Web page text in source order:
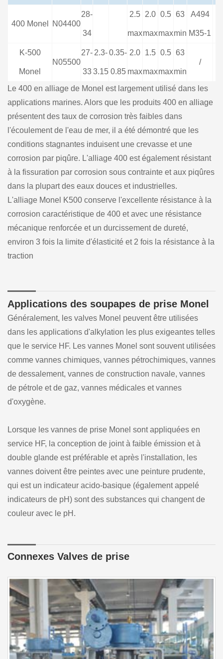
400 Monel N04400
28-
34
2.5
max
2.0
max
0.5
max
63
min
A494
M35-1
K-500
Monel
N05500
27-
33
2.3-
3.15
0.35-
0.85
2.0
max
1.5
max
0.5
max
63
min
/
Le 400 en alliage de Monel est largement utilisé dans les
applications marines. Alors que les produits 400 en alliage
présentent des taux de corrosion très faibles dans
l'écoulement de l'eau de mer, il a été démontré que les
conditions stagnantes induisent une crevasse et une
corrosion par piqûre. L'alliage 400 est également résistant
à la fissuration par corrosion sous contrainte et aux piqûres
dans la plupart des eaux douces et industrielles.
L'alliage Monel K500 conserve l'excellente résistance à la
corrosion caractéristique de 400 et avec une résistance
mécanique renforcée et un durcissement de dureté,
environ 3 fois la limite d'élasticité et 2 fois la résistance à la
traction
Applications des soupapes de prise Monel
Généralement, les valves Monel peuvent être utilisées
dans les applications d'alkylation les plus exigeantes telles
que le service HF. Les vannes Monel sont souvent utilisées
comme vannes chimiques, vannes pétrochimiques, vannes
de dessalement, vannes de construction navale, vannes
de pétrole et de gaz, vannes médicales et vannes
d'oxygène.
Lorsque les vannes de prise Monel sont appliquées en
service HF, la conception de joint à faible émission et à
double glande est préférable et après l'installation, les
vannes doivent être peintes avec une peinture prudente,
qui est un indicateur acido-basique (également appelé
indicateurs de pH) sont des substances qui changent de
couleur avec le pH.
Connexes Valves de prise